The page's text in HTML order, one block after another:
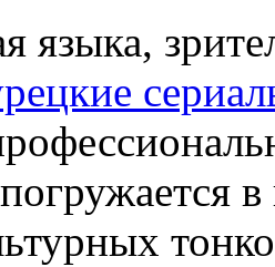
языка,